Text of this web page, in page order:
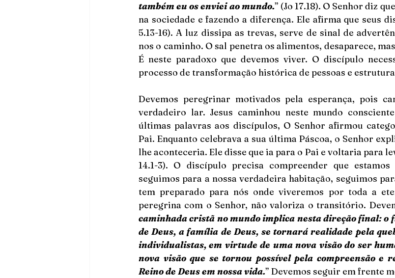
também eu os enviei ao mundo.” (Jo 17.18). O Senhor diz
na sociedade e fazendo a diferença. Ele afirma que seus
5.13-16). A luz dissipa as trevas, serve de sinal de
nos o caminho. O sal penetra os alimentos, desaparece,
É neste paradoxo que devemos viver. O discípulo
processo de transformação histórica de pessoas e
Devemos peregrinar motivados pela esperança, pois
verdadeiro lar. Jesus caminhou neste mundo
últimas palavras aos discípulos, O Senhor afirmou
Pai. Enquanto celebrava a sua última Páscoa, o Senhor
lhe aconteceria. Ele disse que ia para o Pai e voltaria para
14.1-3). O discípulo precisa compreender que estamos
seguimos para a nossa verdadeira habitação, seguimos
tem preparado para nós onde viveremos por toda a
peregrina com o Senhor, não valoriza o transitório.
caminhada cristã no mundo implica nesta direção final: o
de Deus, a família de Deus, se tornará realidade pela
individualistas, em virtude de uma nova visão do ser
nova visão que se tornou possível pela compreensão e
Reino de Deus em nossa vida.” Devemos seguir em frente